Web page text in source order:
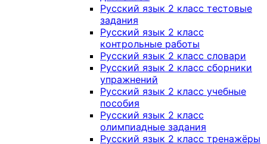
Русский язык 2 класс тестовые
задания
Русский язык 2 класс
контрольные работы
Русский язык 2 класс словари
Русский язык 2 класс сборники
упражнений
Русский язык 2 класс учебные
пособия
Русский язык 2 класс
олимпиадные задания
Русский язык 2 класс тренажёры